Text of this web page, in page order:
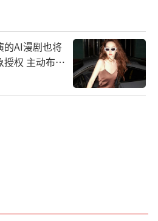
的AI漫剧也将
授权 主动布局